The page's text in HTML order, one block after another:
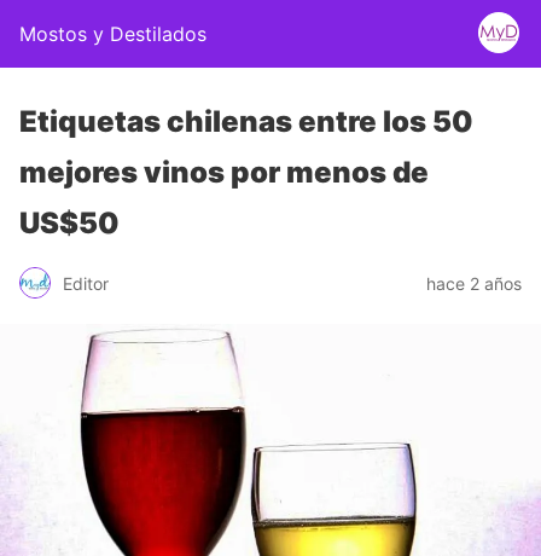
Mostos y Destilados
Etiquetas chilenas entre los 50
mejores vinos por menos de
US$50
Editor hace 2 años